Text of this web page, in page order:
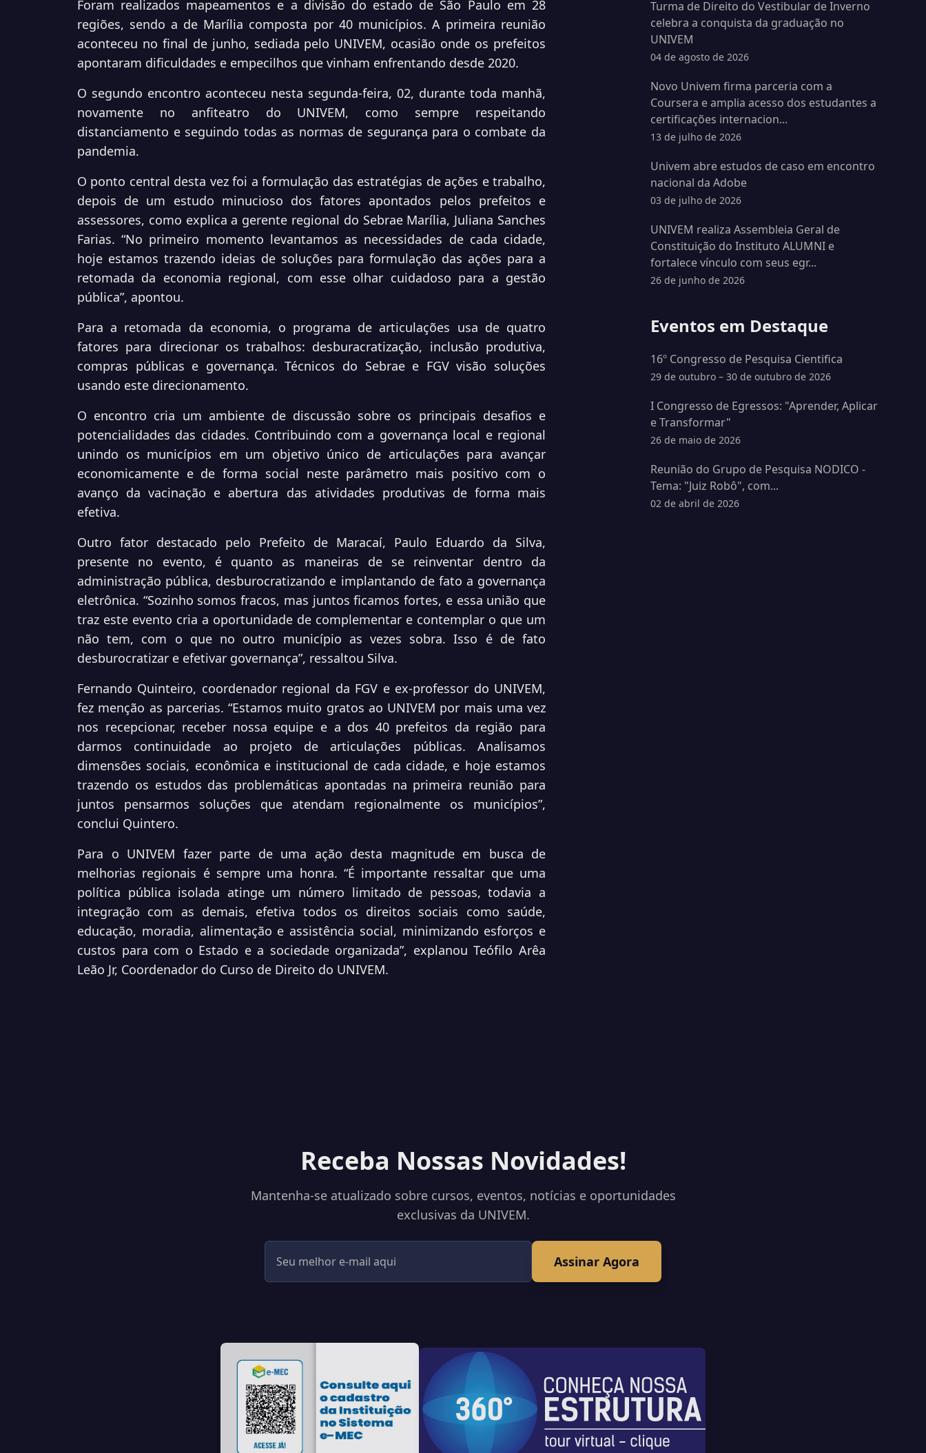
Foram realizados mapeamentos e a divisão do estado de São Paulo em 28
regiões, sendo a de Marília composta por 40 municípios. A primeira reunião
aconteceu no final de junho, sediada pelo UNIVEM, ocasião onde os prefeitos
apontaram dificuldades e empecilhos que vinham enfrentando desde 2020.
O segundo encontro aconteceu nesta segunda-feira, 02, durante toda manhã,
novamente no anfiteatro do UNIVEM, como sempre respeitando
distanciamento e seguindo todas as normas de segurança para o combate da
pandemia.
O ponto central desta vez foi a formulação das estratégias de ações e trabalho,
depois de um estudo minucioso dos fatores apontados pelos prefeitos e
assessores, como explica a gerente regional do Sebrae Marília, Juliana Sanches
Farias. “No primeiro momento levantamos as necessidades de cada cidade,
hoje estamos trazendo ideias de soluções para formulação das ações para a
retomada da economia regional, com esse olhar cuidadoso para a gestão
pública”, apontou.
Para a retomada da economia, o programa de articulações usa de quatro
fatores para direcionar os trabalhos: desburacratização, inclusão produtiva,
compras públicas e governança. Técnicos do Sebrae e FGV visão soluções
usando este direcionamento.
O encontro cria um ambiente de discussão sobre os principais desafios e
potencialidades das cidades. Contribuindo com a governança local e regional
unindo os municípios em um objetivo único de articulações para avançar
economicamente e de forma social neste parâmetro mais positivo com o
avanço da vacinação e abertura das atividades produtivas de forma mais
efetiva.
Outro fator destacado pelo Prefeito de Maracaí, Paulo Eduardo da Silva,
presente no evento, é quanto as maneiras de se reinventar dentro da
administração pública, desburocratizando e implantando de fato a governança
eletrônica. “Sozinho somos fracos, mas juntos ficamos fortes, e essa união que
traz este evento cria a oportunidade de complementar e contemplar o que um
não tem, com o que no outro município as vezes sobra. Isso é de fato
desburocratizar e efetivar governança”, ressaltou Silva.
Fernando Quinteiro, coordenador regional da FGV e ex-professor do UNIVEM,
fez menção as parcerias. “Estamos muito gratos ao UNIVEM por mais uma vez
nos recepcionar, receber nossa equipe e a dos 40 prefeitos da região para
darmos continuidade ao projeto de articulações públicas. Analisamos
dimensões sociais, econômica e institucional de cada cidade, e hoje estamos
trazendo os estudos das problemáticas apontadas na primeira reunião para
juntos pensarmos soluções que atendam regionalmente os municípios”,
conclui Quintero.
Para o UNIVEM fazer parte de uma ação desta magnitude em busca de
melhorias regionais é sempre uma honra. “É importante ressaltar que uma
política pública isolada atinge um número limitado de pessoas, todavia a
integração com as demais, efetiva todos os direitos sociais como saúde,
educação, moradia, alimentação e assistência social, minimizando esforços e
custos para com o Estado e a sociedade organizada”, explanou Teófilo Arêa
Leão Jr, Coordenador do Curso de Direito do UNIVEM.
Turma de Direito do Vestibular de Inverno
celebra a conquista da graduação no
UNIVEM
04 de agosto de 2026
Novo Univem firma parceria com a
Coursera e amplia acesso dos estudantes a
certificações internacion...
13 de julho de 2026
Univem abre estudos de caso em encontro
nacional da Adobe
03 de julho de 2026
UNIVEM realiza Assembleia Geral de
Constituição do Instituto ALUMNI e
fortalece vínculo com seus egr...
26 de junho de 2026
Eventos em Destaque
16º Congresso de Pesquisa Cientifica
29 de outubro – 30 de outubro de 2026
I Congresso de Egressos: "Aprender, Aplicar
e Transformar"
26 de maio de 2026
Reunião do Grupo de Pesquisa NODICO -
Tema: "Juiz Robô", com...
02 de abril de 2026
Receba Nossas Novidades!
Mantenha-se atualizado sobre cursos, eventos, notícias e oportunidades
exclusivas da UNIVEM.
Assinar Agora